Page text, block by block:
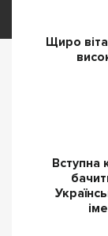
Щиро
Вступна